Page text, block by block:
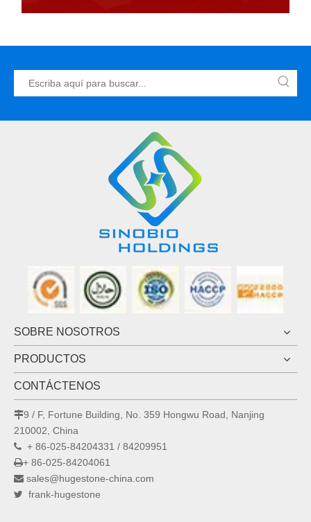
SOBRE NOSOTROS
PRODUCTOS
CONTÁCTENOS
9 / F, Fortune Building, No. 359 Hongwu Road, Nanjing
210002, China
 + 86-025-84204331 / 84209951
+ 86-025-84204061
 sales@hugestone-china.com
 frank-hugestone